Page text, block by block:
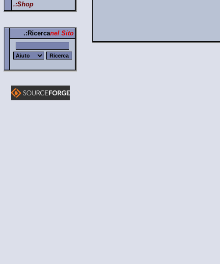
.:Shop
.:Ricercanel Sito